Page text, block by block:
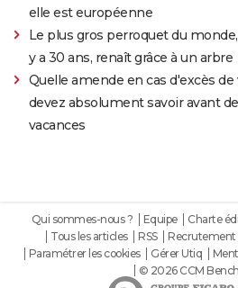
elle est européenne
Le plus gros perroquet du
y a 30 ans, renaît grâce à un arbre
Quelle amende en cas d'excès de
devez absolument savoir avant
vacances
Qui sommes-nous ? Equipe Charte
Tous les articles
RSS Recrutement
Paramétrer les cookies
Gérer Utiq
© 2026 CCM